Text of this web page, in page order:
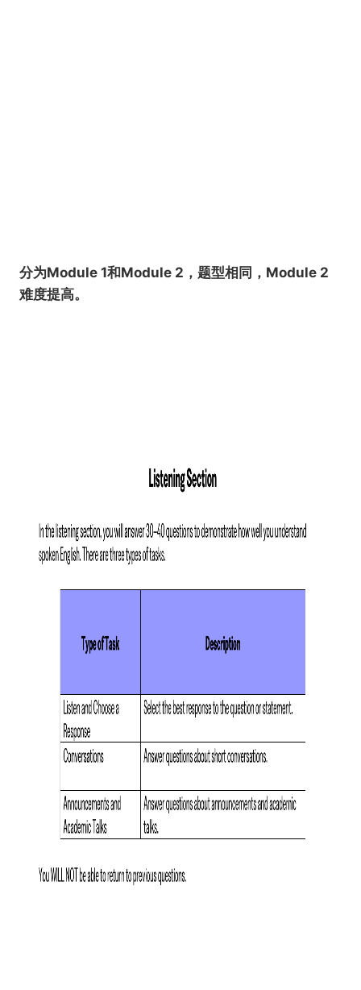
分为Module 1和Module 2，题型相同，Module 2
难度提高。